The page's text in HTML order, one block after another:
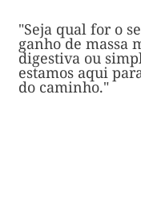
"Seja qual for o
ganho de massa
digestiva ou
estamos aqui
do caminho."